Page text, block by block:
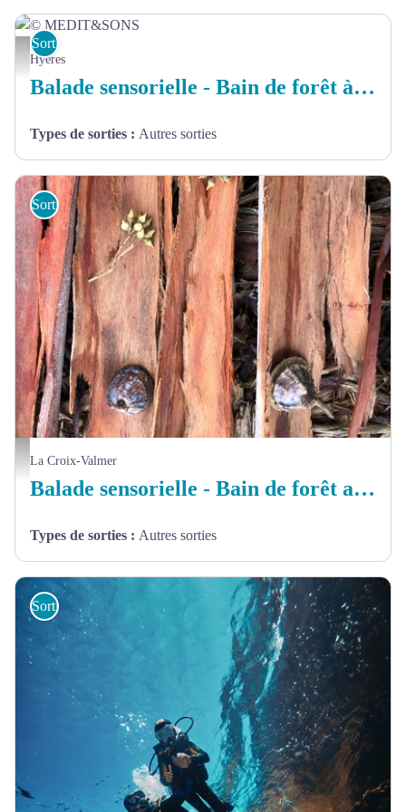
© MEDIT&SONS - © MEDIT&SONS
Sorties et sites de découverte
Hyères
Balade sensorielle - Bain de forêt à Porquerolles
Types de sorties : Autres sorties
© MEDIT&SONS - © MEDIT&SONS
Sorties et sites de découverte
La Croix-Valmer
Balade sensorielle - Bain de forêt au Cap Lardier
Types de sorties : Autres sorties
Sorties et sites de découverte